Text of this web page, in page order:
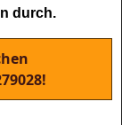
durch.